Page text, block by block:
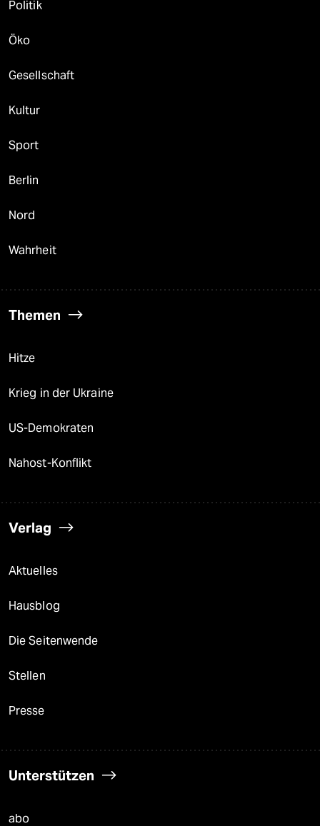
Politik
Öko
Gesellschaft
Kultur
Sport
Berlin
Nord
Wahrheit
Themen
Hitze
Krieg in der Ukraine
US-Demokraten
Nahost-Konflikt
Verlag
Aktuelles
Hausblog
Die Seitenwende
Stellen
Presse
Unterstützen
abo